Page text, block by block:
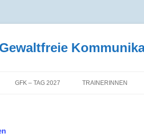
GFK – TAG 2027 TRAINERINNEN